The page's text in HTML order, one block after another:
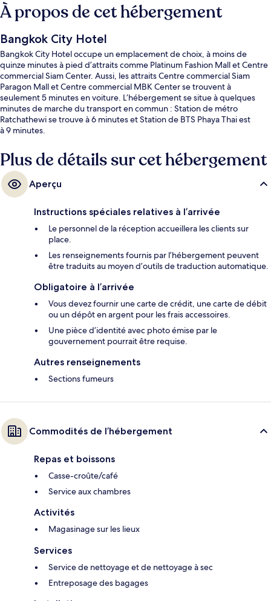
À propos de cet hébergement
Bangkok City Hotel
Bangkok City Hotel occupe un emplacement de choix, à moins de
quinze minutes à pied d’attraits comme Platinum Fashion Mall et Centre
commercial Siam Center. Aussi, les attraits Centre commercial Siam
Paragon Mall et Centre commercial MBK Center se trouvent à
seulement 5 minutes en voiture. L’hébergement se situe à quelques
minutes de marche du transport en commun : Station de métro
Ratchathewi se trouve à 6 minutes et Station de BTS Phaya Thai est
à 9 minutes.
Plus de détails sur cet hébergement
Aperçu
Instructions spéciales relatives à l’arrivée
Le personnel de la réception accueillera les clients sur
place.
Les renseignements fournis par l’hébergement peuvent
être traduits au moyen d’outils de traduction automatique.
Obligatoire à l’arrivée
Vous devez fournir une carte de crédit, une carte de débit
ou un dépôt en argent pour les frais accessoires.
Une pièce d’identité avec photo émise par le
gouvernement pourrait être requise.
Autres renseignements
Sections fumeurs
Commodités de l’hébergement
Repas et boissons
Casse-croûte/café
Service aux chambres
Activités
Magasinage sur les lieux
Services
Service de nettoyage et de nettoyage à sec
Entreposage des bagages